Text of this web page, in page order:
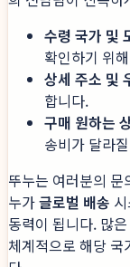
수령 국가 및
확인하기 위
상세 주소 및
합니다.
구매 원하는
송비가 달라
뚜누는 여러분의
누가글로벌 배송
동력이 됩니다. 많
체계적으로 해당 국